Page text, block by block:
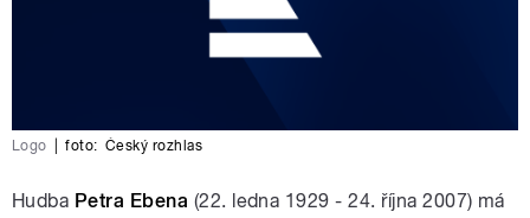
Logo foto: Český rozhlas
Hudba Petra Ebena (22. ledna 1929 - 24. října 2007) má